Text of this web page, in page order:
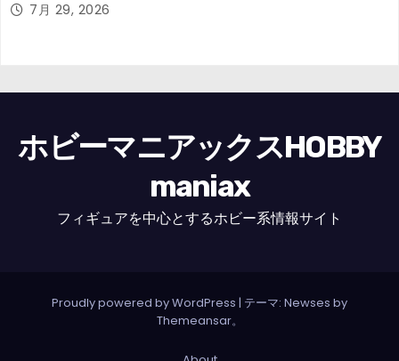
7月 29, 2026
ホビーマニアックスHOBBY
maniax
フィギュアを中心とするホビー系情報サイト
Proudly powered by WordPress | テーマ: Newses by
Themeansar。